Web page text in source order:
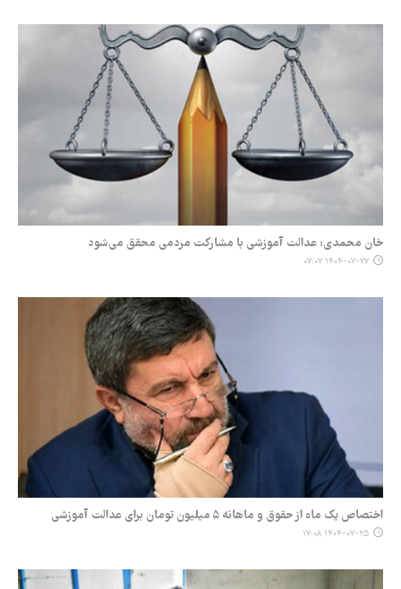
خان محمدی: عدالت آموزشی با مشارکت مردمی محقق می‌شود
۱۴۰۴-۰۷-۲۷ ۰۷:۰۷
اختصاص یک ماه از حقوق و ماهانه ۵ میلیون تومان برای عدالت آموزشی
۱۴۰۴-۰۷-۲۵ ۱۷:۰۸